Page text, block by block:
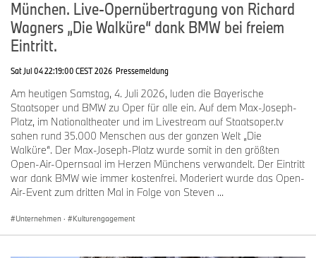
München. Live-Opernübertragung von Richard
Wagners „Die Walküre“ dank BMW bei freiem
Eintritt.
Sat Jul 04 22:19:00 CEST 2026 Pressemeldung
Am heutigen Samstag, 4. Juli 2026, luden die Bayerische
Staatsoper und BMW zu Oper für alle ein. Auf dem Max-Joseph-
Platz, im Nationaltheater und im Livestream auf Staatsoper.tv
sahen rund 35.000 Menschen aus der ganzen Welt „Die
Walküre“. Der Max-Joseph-Platz wurde somit in den größten
Open-Air-Opernsaal im Herzen Münchens verwandelt. Der Eintritt
war dank BMW wie immer kostenfrei. Moderiert wurde das Open-
Air-Event zum dritten Mal in Folge von Steven ...
Unternehmen · Kulturengagement